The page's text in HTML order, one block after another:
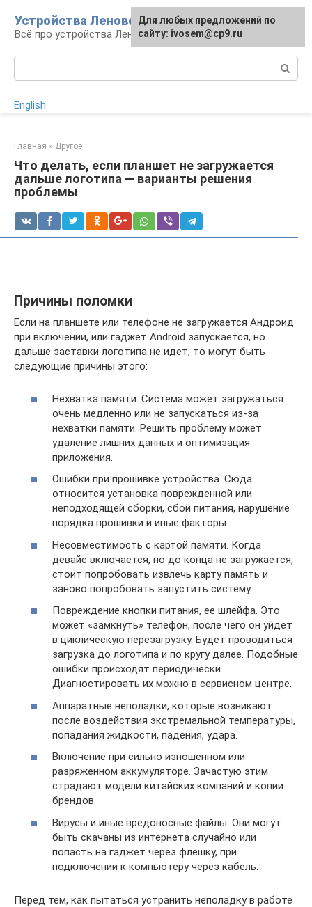
контенту
Устройства Леново
Всё про устройства Леново
English
Главная » Другое
Что делать, если планшет не загружается
дальше логотипа — варианты решения
проблемы
Причины поломки
Если на планшете или телефоне не загружается Андроид
при включении, или гаджет Android запускается, но
дальше заставки логотипа не идет, то могут быть
следующие причины этого:
Нехватка памяти. Система может загружаться
очень медленно или не запускаться из-за
нехватки памяти. Решить проблему может
удаление лишних данных и оптимизация
приложения.
Ошибки при прошивке устройства. Сюда
относится установка поврежденной или
неподходящей сборки, сбой питания, нарушение
порядка прошивки и иные факторы.
Несовместимость с картой памяти. Когда
девайс включается, но до конца не загружается,
стоит попробовать извлечь карту память и
заново попробовать запустить систему.
Повреждение кнопки питания, ее шлейфа. Это
может «замкнуть» телефон, после чего он уйдет
в циклическую перезагрузку. Будет проводиться
загрузка до логотипа и по кругу далее. Подобные
ошибки происходят периодически.
Диагностировать их можно в сервисном центре.
Аппаратные неполадки, которые возникают
после воздействия экстремальной температуры,
попадания жидкости, падения, удара.
Включение при сильно изношенном или
разряженном аккумуляторе. Зачастую этим
страдают модели китайских компаний и копии
брендов.
Вирусы и иные вредоносные файлы. Они могут
быть скачаны из интернета случайно или
попасть на гаджет через флешку, при
подключении к компьютеру через кабель.
Перед тем, как пытаться устранить неполадку в работе
Для любых предложений по
сайту: ivosem@cp9.ru